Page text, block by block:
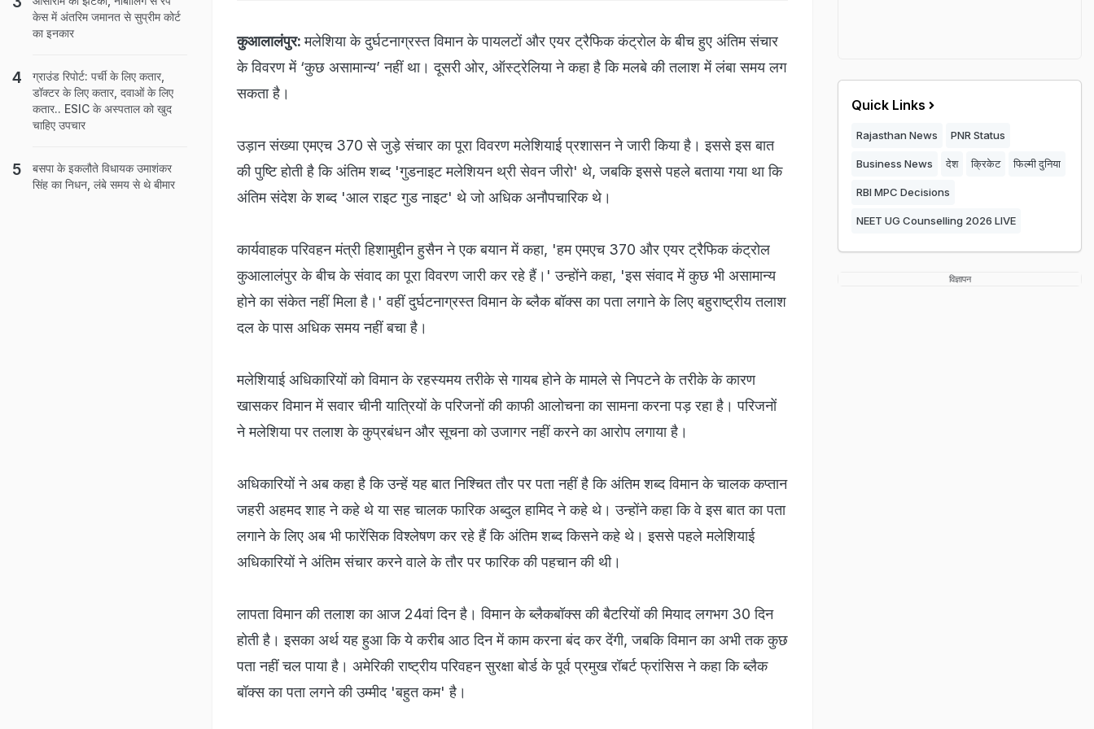
कुआलालंपुर: मलेशिया के दुर्घटनाग्रस्त विमान के पायलटों और एयर ट्रैफिक कंट्रोल के बीच हुए अंतिम संचार
के विवरण में ‘कुछ असामान्य’ नहीं था। दूसरी ओर, ऑस्ट्रेलिया ने कहा है कि मलबे की तलाश में लंबा समय लग
सकता है।
उड़ान संख्या एमएच 370 से जुड़े संचार का पूरा विवरण मलेशियाई प्रशासन ने जारी किया है। इससे इस बात
की पुष्टि होती है कि अंतिम शब्द 'गुडनाइट मलेशियन थ्री सेवन जीरो' थे, जबकि इससे पहले बताया गया था कि
अंतिम संदेश के शब्द 'आल राइट गुड नाइट' थे जो अधिक अनौपचारिक थे।
कार्यवाहक परिवहन मंत्री हिशामुद्दीन हुसैन ने एक बयान में कहा, 'हम एमएच 370 और एयर ट्रैफिक कंट्रोल
कुआलालंपुर के बीच के संवाद का पूरा विवरण जारी कर रहे हैं।' उन्होंने कहा, 'इस संवाद में कुछ भी असामान्य
होने का संकेत नहीं मिला है।' वहीं दुर्घटनाग्रस्त विमान के ब्लैक बॉक्स का पता लगाने के लिए बहुराष्ट्रीय तलाश
दल के पास अधिक समय नहीं बचा है।
मलेशियाई अधिकारियों को विमान के रहस्यमय तरीके से गायब होने के मामले से निपटने के तरीके के कारण
खासकर विमान में सवार चीनी यात्रियों के परिजनों की काफी आलोचना का सामना करना पड़ रहा है। परिजनों
ने मलेशिया पर तलाश के कुप्रबंधन और सूचना को उजागर नहीं करने का आरोप लगाया है।
अधिकारियों ने अब कहा है कि उन्हें यह बात निश्चित तौर पर पता नहीं है कि अंतिम शब्द विमान के चालक कप्तान
जहरी अहमद शाह ने कहे थे या सह चालक फारिक अब्दुल हामिद ने कहे थे। उन्होंने कहा कि वे इस बात का पता
लगाने के लिए अब भी फारेंसिक विश्लेषण कर रहे हैं कि अंतिम शब्द किसने कहे थे। इससे पहले मलेशियाई
अधिकारियों ने अंतिम संचार करने वाले के तौर पर फारिक की पहचान की थी।
लापता विमान की तलाश का आज 24वां दिन है। विमान के ब्लैकबॉक्स की बैटरियों की मियाद लगभग 30 दिन
होती है। इसका अर्थ यह हुआ कि ये करीब आठ दिन में काम करना बंद कर देंगी, जबकि विमान का अभी तक कुछ
पता नहीं चल पाया है। अमेरिकी राष्ट्रीय परिवहन सुरक्षा बोर्ड के पूर्व प्रमुख रॉबर्ट फ्रांसिस ने कहा कि ब्लैक
बॉक्स का पता लगने की उम्मीद 'बहुत कम' है।
केस में अंतरिम जमानत से सुप्रीम कोर्ट
का इनकार
ग्राउंड रिपोर्ट: पर्ची के लिए कतार,
डॉक्टर के लिए कतार, दवाओं के लिए
कतार.. ESIC के अस्पताल को खुद
चाहिए उपचार
बसपा के इकलौते विधायक उमाशंकर
सिंह का निधन, लंबे समय से थे बीमार
Quick Links
Rajasthan News PNR Status
Business News देश क्रिकेट फिल्मी दुनिया
RBI MPC Decisions
NEET UG Counselling 2026 LIVE
विज्ञापन